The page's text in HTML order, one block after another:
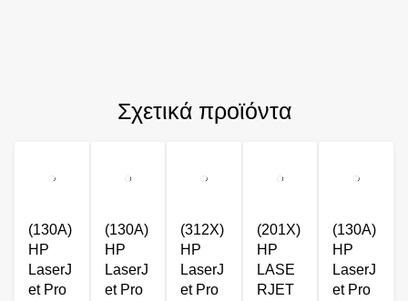
Σχετικά προϊόντα
(130A)
HP
LaserJ
et Pro
(130A)
HP
LaserJ
et Pro
(312X)
HP
LaserJ
et Pro
(201X)
HP
LASE
RJET
(130A)
HP
LaserJ
et Pro